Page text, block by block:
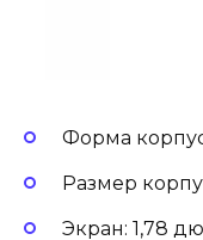
Форма
Размер
Экран: 1,78